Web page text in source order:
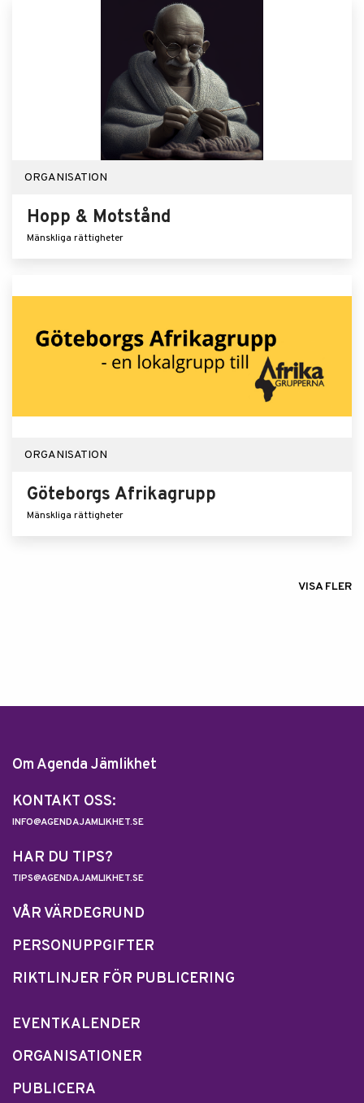
ORGANISATION
Hopp & Motstånd
Mänskliga rättigheter
ORGANISATION
Göteborgs Afrikagrupp
Mänskliga rättigheter
VISA FLER
Om Agenda Jämlikhet
KONTAKT OSS:
INFO@AGENDAJAMLIKHET.SE
HAR DU TIPS?
TIPS@AGENDAJAMLIKHET.SE
VÅR VÄRDEGRUND
PERSONUPPGIFTER
RIKTLINJER FÖR PUBLICERING
EVENTKALENDER
ORGANISATIONER
PUBLICERA